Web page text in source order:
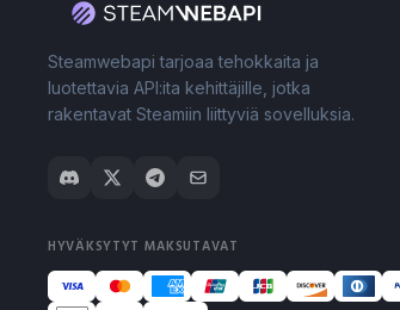
Steamwebapi tarjoaa tehokkaita ja
luotettavia API:ita kehittäjille, jotka
rakentavat Steamiin liittyviä sovelluksia.
HYVÄKSYTYT MAKSUTAVAT